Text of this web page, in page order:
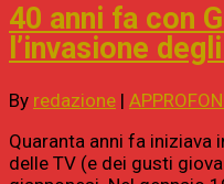
40 anni fa con
l’invasione
By redazione |
Quaranta anni fa iniziava
delle TV (e dei gusti